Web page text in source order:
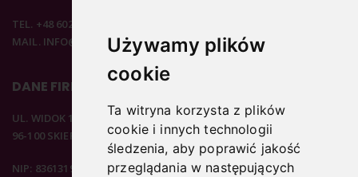
Używamy plików
cookie
Ta witryna korzysta z plików
cookie i innych technologii
śledzenia, aby poprawić jakość
przeglądania w następujących
TEL. +48 602 537 894
MAIL. INFO@PODOSTORE.PL
DANE FIRMOWE
UL. WIDOK 15B
96-100 SKIERNIEWICE
NIP: 8361319313